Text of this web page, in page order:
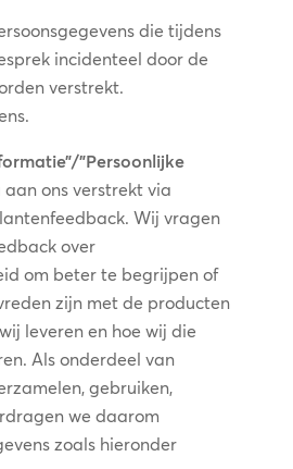
die tijdens
incidenteel door de
verstrekt.
”Persoonlijke
ons verstrekt via
Wij vragen
over
om beter te begrijpen of
zijn met de producten
leveren en hoe wij die
Als onderdeel van
gebruiken,
we daarom
zoals hieronder